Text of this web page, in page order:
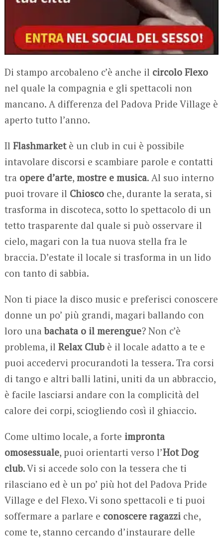
Di stampo arcobaleno c’è anche il circolo Flexo
nel quale la compagnia e gli spettacoli non
mancano. A differenza del Padova Pride Village è
aperto tutto l’anno.
Il Flashmarketè un club in cui è possibile
intavolare discorsi e scambiare parole e contatti
tra opere d’arte, mostre e musica. Al suo interno
puoi trovare il Chioscoche, durante la serata, si
trasforma in discoteca, sotto lo spettacolo di un
tetto trasparente dal quale si può osservare il
cielo, magari con la tua nuova stella fra le
braccia. D’estate il locale si trasforma in un lido
con tanto di sabbia.
Non ti piace la disco music e preferisci conoscere
donne un po’ più grandi, magari ballando con
loro unabachata o il merengue? Non c’è
problema, il Relax Clubè il locale adatto a te e
puoi accedervi procurandoti la tessera. Tra corsi
di tango e altri balli latini, uniti da un abbraccio,
è facile lasciarsi andare con la complicità del
calore dei corpi, sciogliendo così il ghiaccio.
Come ultimo locale, a forte impronta
omosessuale, puoi orientarti verso l’Hot Dog
club. Vi si accede solo con la tessera che ti
rilasciano ed è un po’ più hot del Padova Pride
Village e del Flexo. Vi sono spettacoli e ti puoi
soffermare a parlare e conoscere ragazziche,
come te, stanno cercando d’instaurare delle